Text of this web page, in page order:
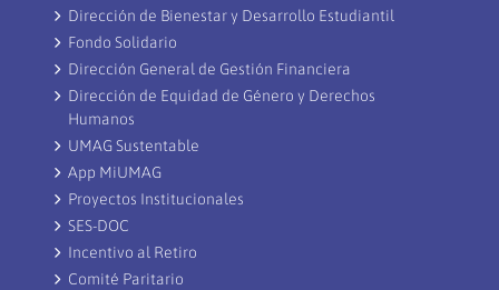
Dirección de Bienestar y Desarrollo Estudiantil
Fondo Solidario
Dirección General de Gestión Financiera
Dirección de Equidad de Género y Derechos
Humanos
UMAG Sustentable
App MiUMAG
Proyectos Institucionales
SES-DOC
Incentivo al Retiro
Comité Paritario